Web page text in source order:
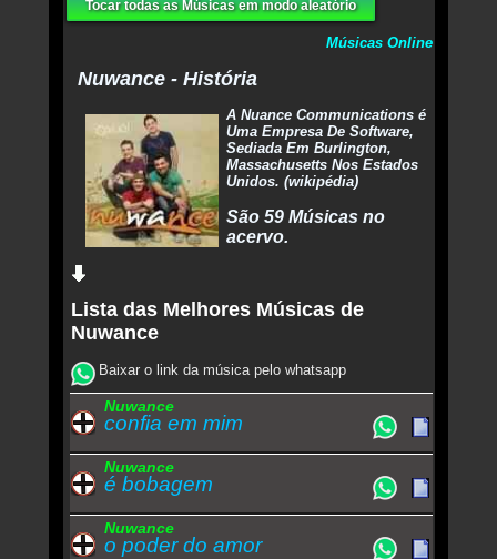
Tocar todas as Músicas em modo aleatório
Músicas Online
Nuwance - História
A Nuance Communications é
Uma Empresa De Software,
Sediada Em Burlington,
Massachusetts Nos Estados
Unidos. (wikipédia)
São 59 Músicas no
acervo.
Lista das Melhores Músicas de
Nuwance
Baixar o link da música pelo whatsapp
Nuwance
confia em mim
Nuwance
é bobagem
Nuwance
o poder do amor